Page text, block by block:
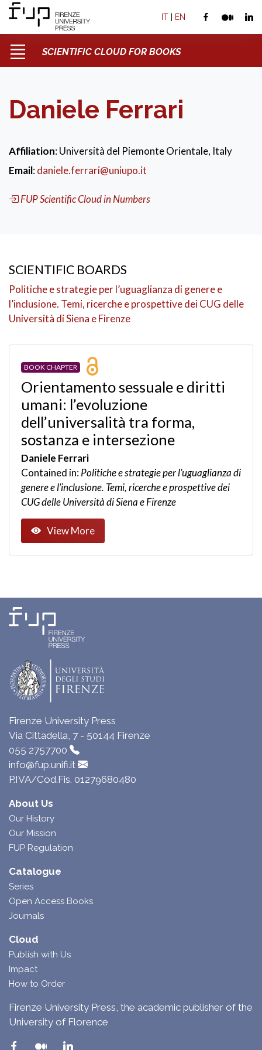
IT | EN
SCIENTIFIC CLOUD FOR BOOKS
Daniele Ferrari
Affiliation: Università del Piemonte Orientale, Italy
Email:daniele.ferrari@uniupo.it
FUP Scientific Cloud in Numbers
SCIENTIFIC BOARDS
Politiche e strategie per l’uguaglianza di genere e
l’inclusione. Temi, ricerche e prospettive dei CUG delle
Università di Siena e Firenze
BOOK CHAPTER
Orientamento sessuale e diritti
umani: l’evoluzione
dell’universalità tra forma,
sostanza e intersezione
Daniele Ferrari
Contained in:Politiche e strategie per l’uguaglianza di
genere e l’inclusione. Temi, ricerche e prospettive dei
CUG delle Università di Siena e Firenze
View More
Firenze University Press
Via Cittadella, 7 - 50144 Firenze
055 2757700
info@fup.unifi.it
P.IVA/Cod.Fis. 01279680480
About Us
Our History
Our Mission
FUP Regulation
Catalogue
Series
Open Access Books
Journals
Cloud
Publish with Us
Impact
How to Order
Firenze University Press, the academic publisher of the
University of Florence